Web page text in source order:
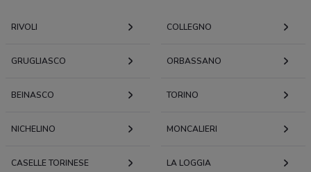
RIVOLI COLLEGNO
GRUGLIASCO ORBASSANO
BEINASCO TORINO
NICHELINO MONCALIERI
CASELLE TORINESE LA LOGGIA